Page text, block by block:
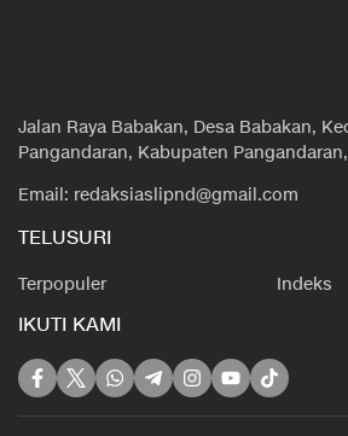
Jalan Raya Babakan, Desa Babakan,
Pangandaran, Kabupaten
Email: redaksiaslipnd@gmail.com
TELUSURI
Terpopuler Indeks
IKUTI KAMI